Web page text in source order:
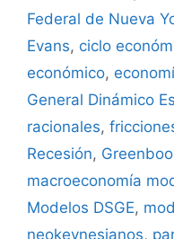
Federal de Nueva
Evans, ciclo
económico,
General Dinámico
racionales,
Recesión,
macroeconomía
Modelos DSGE,
neokeynesianos,